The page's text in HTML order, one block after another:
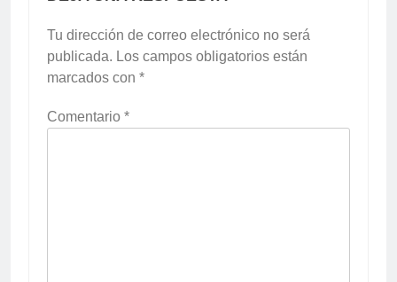
Tu dirección de correo electrónico no será
publicada. Los campos obligatorios están
marcados con *
Comentario *